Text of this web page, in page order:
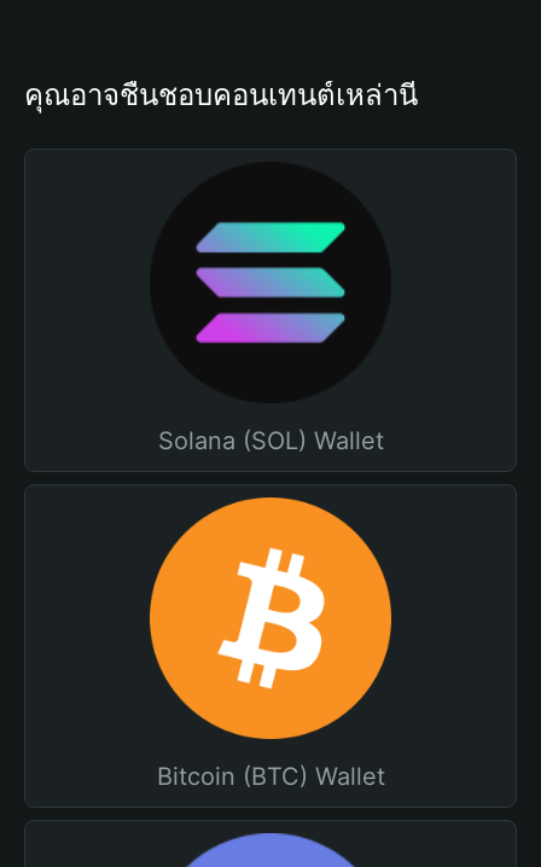
คุณอาจชื่นชอบคอนเทนต์เหล่านี้
Solana (SOL) Wallet
Bitcoin (BTC) Wallet